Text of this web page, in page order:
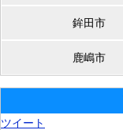
鉾田市
鹿嶋市
ツイート